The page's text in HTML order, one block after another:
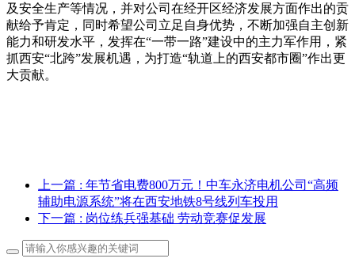
及安全生产等情况，并对公司在经开区经济发展方面作出的贡
献给予肯定，同时希望公司立足自身优势，不断加强自主创新
能力和研发水平，发挥在“一带一路”建设中的主力军作用，紧
抓西安“北跨”发展机遇，为打造“轨道上的西安都市圈”作出更
大贡献。
上一篇 : 年节省电费800万元！中车永济电机公司“高频
辅助电源系统”将在西安地铁8号线列车投用
下一篇 : 岗位练兵强基础 劳动竞赛促发展